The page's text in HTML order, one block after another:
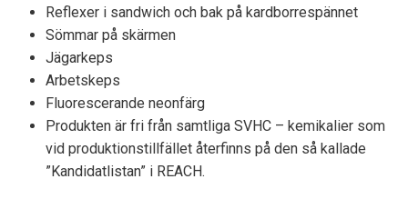
Reflexer i sandwich och bak på kardborrespännet
Sömmar på skärmen
Jägarkeps
Arbetskeps
Fluorescerande neonfärg
Produkten är fri från samtliga SVHC – kemikalier som
vid produktionstillfället återfinns på den så kallade
”Kandidatlistan” i REACH.